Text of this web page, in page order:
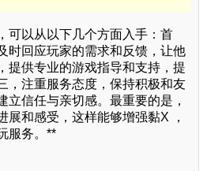
可以从以下几个方面入手：首
时回应玩家的需求和反馈，让他
提供专业的游戏指导和支持，提
，注重服务态度，保持积极和友
立信任与亲切感。最重要的是，
展和感受，这样能够增强黏X ，
服务。**